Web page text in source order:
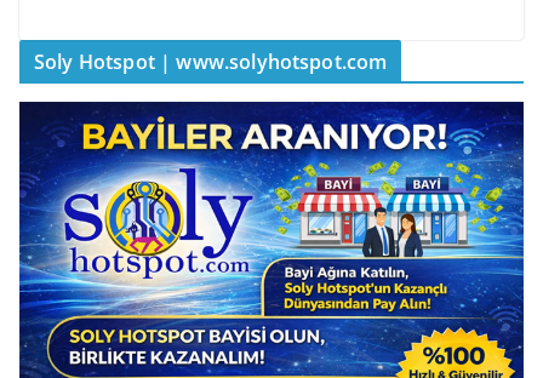
Soly Hotspot | www.solyhotspot.com